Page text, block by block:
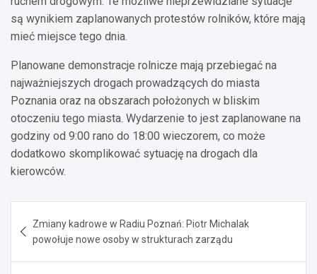
są wynikiem zaplanowanych protestów rolników, które mają
mieć miejsce tego dnia.
Planowane demonstracje rolnicze mają przebiegać na
najważniejszych drogach prowadzących do miasta
Poznania oraz na obszarach położonych w bliskim
otoczeniu tego miasta. Wydarzenie to jest zaplanowane na
godziny od 9:00 rano do 18:00 wieczorem, co może
dodatkowo skomplikować sytuację na drogach dla
kierowców.
wpisu
Zmiany kadrowe w Radiu Poznań: Piotr Michalak
powołuje nowe osoby w strukturach zarządu